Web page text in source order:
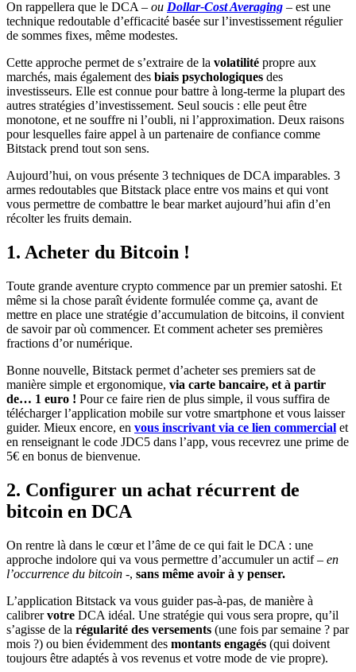
On rappellera que le DCA – ou Dollar-Cost Averaging – est une
technique redoutable d’efficacité basée sur l’investissement régulier
de sommes fixes, même modestes.
Cette approche permet de s’extraire de la volatilité propre aux
marchés, mais également des biais psychologiques des
investisseurs. Elle est connue pour battre à long-terme la plupart des
autres stratégies d’investissement. Seul soucis : elle peut être
monotone, et ne souffre ni l’oubli, ni l’approximation. Deux raisons
pour lesquelles faire appel à un partenaire de confiance comme
Bitstack prend tout son sens.
Aujourd’hui, on vous présente 3 techniques de DCA imparables. 3
armes redoutables que Bitstack place entre vos mains et qui vont
vous permettre de combattre le bear market aujourd’hui afin d’en
récolter les fruits demain.
1. Acheter du Bitcoin !
Toute grande aventure crypto commence par un premier satoshi. Et
même si la chose paraît évidente formulée comme ça, avant de
mettre en place une stratégie d’accumulation de bitcoins, il convient
de savoir par où commencer. Et comment acheter ses premières
fractions d’or numérique.
Bonne nouvelle, Bitstack permet d’acheter ses premiers sat de
manière simple et ergonomique, via carte bancaire, et à partir
de… 1 euro ! Pour ce faire rien de plus simple, il vous suffira de
télécharger l’application mobile sur votre smartphone et vous laisser
guider. Mieux encore, en vous inscrivant via ce lien commercial et
en renseignant le code JDC5 dans l’app, vous recevrez une prime de
5€ en bonus de bienvenue.
2. Configurer un achat récurrent de
bitcoin en DCA
On rentre là dans le cœur et l’âme de ce qui fait le DCA : une
approche indolore qui va vous permettre d’accumuler un actif – en
l’occurrence du bitcoin -, sans même avoir à y penser.
L’application Bitstack va vous guider pas-à-pas, de manière à
calibrervotre DCA idéal. Une stratégie qui vous sera propre, qu’il
s’agisse de la régularité des versements (une fois par semaine ? par
mois ?) ou bien évidemment des montants engagés (qui doivent
toujours être adaptés à vos revenus et votre mode de vie propre).